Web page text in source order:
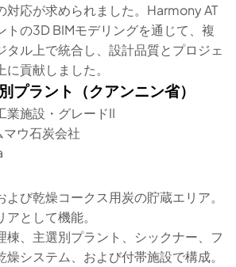
対応が求められました。Harmony AT
トの3D BIMモデリングを通じて、複
タル上で統合し、設計品質とプロジェ
貢献しました。
プラント（クアンニン省）
業施設・グレードII
マウ石炭会社
び乾燥コークス用炭の貯蔵エリア。
として機能。
棟、主選別プラント、シックナー、フ
燥システム、および付帯施設で構成。